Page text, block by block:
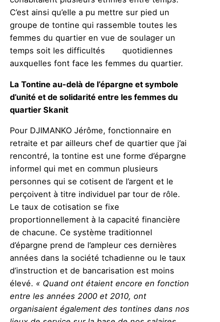
C’est ainsi qu’elle a pu mettre sur pied un
groupe de tontine qui rassemble toutes les
femmes du quartier en vue de soulager un
temps soit les difficultés
quotidiennes
auxquelles font face les femmes du quartier.
La Tontine au-delà de l’épargne et symbole
d’unité et de solidarité entre les femmes du
quartier Skanit
Pour DJIMANKO Jérôme, fonctionnaire en
retraite et par ailleurs chef de quartier que j’ai
rencontré, la tontine est une forme d’épargne
informel qui met en commun plusieurs
personnes qui se cotisent de l’argent et le
perçoivent à titre individuel par tour de rôle.
Le taux de cotisation se fixe
proportionnellement à la capacité financière
de chacune. Ce système traditionnel
d’épargne prend de l’ampleur ces dernières
années dans la société tchadienne ou le taux
d’instruction et de bancarisation est moins
élevé. « Quand ont étaient encore en fonction
entre les années 2000 et 2010, ont
organisaient également des tontines dans nos